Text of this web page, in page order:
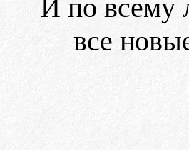
И по всему
все